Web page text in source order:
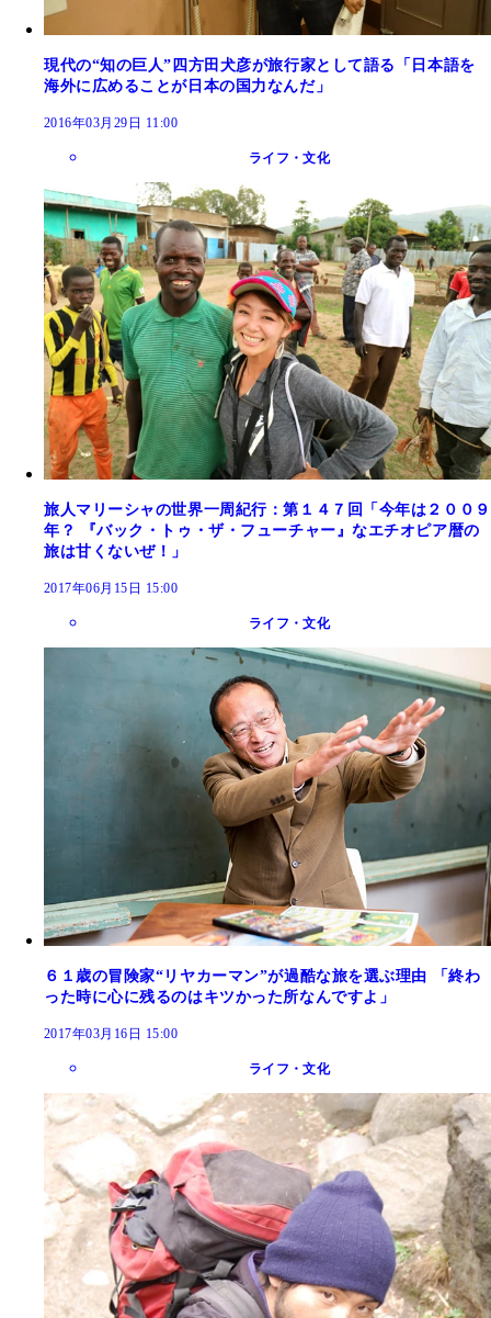
現代の“知の巨人”四方田犬彦が旅行家として語る「日本語を
海外に広めることが日本の国力なんだ」
2016年03月29日 11:00
ライフ・文化
旅人マリーシャの世界一周紀行：第１４７回「今年は２００９
年？ 『バック・トゥ・ザ・フューチャー』なエチオピア暦の
旅は甘くないぜ！」
2017年06月15日 15:00
ライフ・文化
６１歳の冒険家“リヤカーマン”が過酷な旅を選ぶ理由 「終わ
った時に心に残るのはキツかった所なんですよ」
2017年03月16日 15:00
ライフ・文化